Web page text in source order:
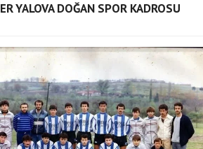
YALOVA DOĞAN SPOR KADROSU